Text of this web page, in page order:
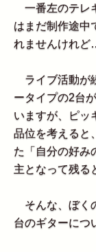
一番左のテレ
はまだ制作途中
れませんけれど
ライブ活動が
ータイプの2台
いますが、ピッ
品位を考えると
た「自分の好み
主となって残る
そんな、ぼく
台のギターにつ